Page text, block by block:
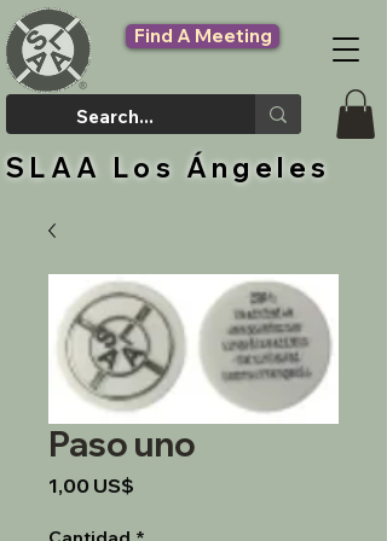
SLAA Los Ángeles
Find A Meeting
Paso uno
1,00 US$